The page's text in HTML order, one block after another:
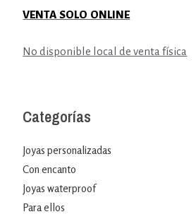
VENTA SOLO ONLINE
No disponible local de venta física
Categorías
Joyas personalizadas
Con encanto
Joyas waterproof
Para ellos